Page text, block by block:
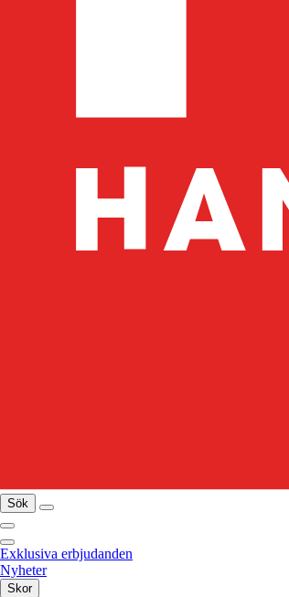
Sök
Exklusiva erbjudanden
Nyheter
Skor